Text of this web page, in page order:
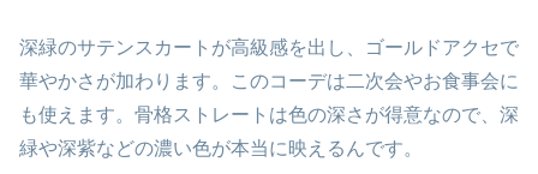
深緑のサテンスカートが高級感を出し、ゴールドアクセで
華やかさが加わります。このコーデは二次会やお食事会に
も使えます。骨格ストレートは色の深さが得意なので、深
緑や深紫などの濃い色が本当に映えるんです。